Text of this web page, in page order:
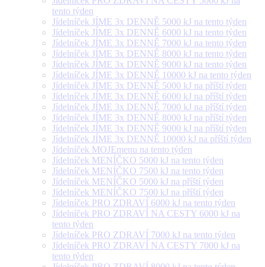
tento týden
Jídelníček JÍME 3x DENNĚ 5000 kJ na tento týden
Jídelníček JÍME 3x DENNĚ 6000 kJ na tento týden
Jídelníček JÍME 3x DENNĚ 7000 kJ na tento týden
Jídelníček JÍME 3x DENNĚ 8000 kJ na tento týden
Jídelníček JÍME 3x DENNĚ 9000 kJ na tento týden
Jídelníček JÍME 3x DENNĚ 10000 kJ na tento týden
Jídelníček JÍME 3x DENNĚ 5000 kJ na příští týden
Jídelníček JÍME 3x DENNĚ 6000 kJ na příští týden
Jídelníček JÍME 3x DENNĚ 7000 kJ na příští týden
Jídelníček JÍME 3x DENNĚ 8000 kJ na příští týden
Jídelníček JÍME 3x DENNĚ 9000 kJ na příští týden
Jídelníček JÍME 3x DENNĚ 10000 kJ na příští týden
Jídelníček MOJEmenu na tento týden
Jídelníček MENÍČKO 5000 kJ na tento týden
Jídelníček MENÍČKO 7500 kJ na tento týden
Jídelníček MENÍČKO 5000 kJ na příští týden
Jídelníček MENÍČKO 7500 kJ na příští týden
Jídelníček PRO ZDRAVÍ 6000 kJ na tento týden
Jídelníček PRO ZDRAVÍ NA CESTY 6000 kJ na
tento týden
Jídelníček PRO ZDRAVÍ 7000 kJ na tento týden
Jídelníček PRO ZDRAVÍ NA CESTY 7000 kJ na
tento týden